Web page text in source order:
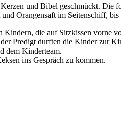
und Bibel geschmückt.
Orangensaft im Seitenschiff,
die auf Sitzkissen vorne
Predigt durften die Kinder zur
dem Kinderteam.
ins Gespräch zu kommen.